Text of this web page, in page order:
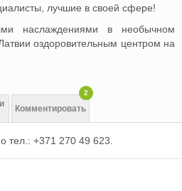
лучшие в своей сфере!
наслаждениями в необычном
оздоровительным центром на
Комментировать
2
тел.: +371 270 49 623.